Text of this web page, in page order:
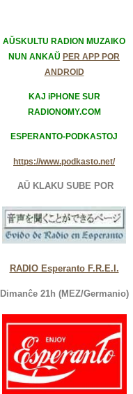
AŬSKULTU RADION MUZAIKO
NUN ANKAŬ PER APP POR
ANDROID
KAJ iPHONE SUR
RADIONOMY.COM
ESPERANTO-PODKASTOJ
https://www.podkasto.net/
AŬ KLAKU SUBE POR
RADIO Esperanto F.R.E.I.
Dimanĉe 21h (MEZ/Germanio)